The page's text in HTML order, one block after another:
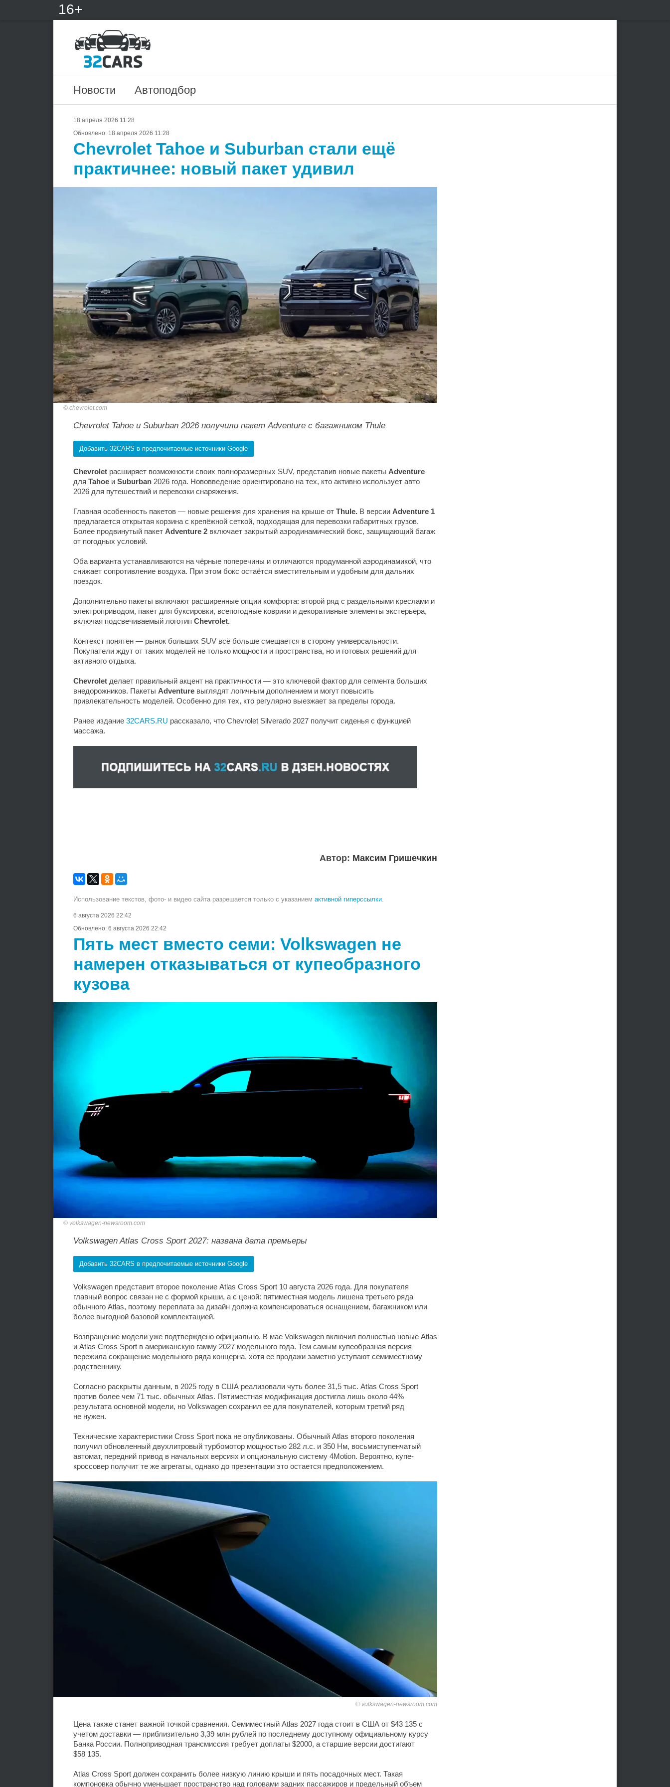
16+
Новости Автоподбор
18 апреля 2026 11:28
Обновлено: 18 апреля 2026 11:28
Chevrolet Tahoe и Suburban стали ещё
практичнее: новый пакет удивил
chevrolet.com
Chevrolet Tahoe и Suburban 2026 получили пакет Adventure с багажником Thule
Добавить 32CARS в предпочитаемые источники Google
Chevrolet расширяет возможности своих полноразмерных SUV, представив новые пакеты Adventure
для Tahoe и Suburban 2026 года. Нововведение ориентировано на тех, кто активно использует авто
2026 для путешествий и перевозки снаряжения.
Главная особенность пакетов — новые решения для хранения на крыше от Thule. В версии Adventure 1
предлагается открытая корзина с крепёжной сеткой, подходящая для перевозки габаритных грузов.
Более продвинутый пакет Adventure 2 включает закрытый аэродинамический бокс, защищающий багаж
от погодных условий.
Оба варианта устанавливаются на чёрные поперечины и отличаются продуманной аэродинамикой, что
снижает сопротивление воздуха. При этом бокс остаётся вместительным и удобным для дальних
поездок.
Дополнительно пакеты включают расширенные опции комфорта: второй ряд с раздельными креслами и
электроприводом, пакет для буксировки, всепогодные коврики и декоративные элементы экстерьера,
включая подсвечиваемый логотип Chevrolet.
Контекст понятен — рынок больших SUV всё больше смещается в сторону универсальности.
Покупатели ждут от таких моделей не только мощности и пространства, но и готовых решений для
активного отдыха.
Chevrolet делает правильный акцент на практичности — это ключевой фактор для сегмента больших
внедорожников. Пакеты Adventure выглядят логичным дополнением и могут повысить
привлекательность моделей. Особенно для тех, кто регулярно выезжает за пределы города.
Ранее издание 32CARS.RU рассказало, что Chevrolet Silverado 2027 получит сиденья с функцией
массажа.
Автор: Максим Гришечкин
Использование текстов, фото- и видео сайта разрешается только с указанием активной гиперссылки.
6 августа 2026 22:42
Обновлено: 6 августа 2026 22:42
Пять мест вместо семи: Volkswagen не
намерен отказываться от купеобразного
кузова
volkswagen-newsroom.com
Volkswagen Atlas Cross Sport 2027: названа дата премьеры
Добавить 32CARS в предпочитаемые источники Google
Volkswagen представит второе поколение Atlas Cross Sport 10 августа 2026 года. Для покупателя
главный вопрос связан не с формой крыши, а с ценой: пятиместная модель лишена третьего ряда
обычного Atlas, поэтому переплата за дизайн должна компенсироваться оснащением, багажником или
более выгодной базовой комплектацией.
Возвращение модели уже подтверждено официально. В мае Volkswagen включил полностью новые Atlas
и Atlas Cross Sport в американскую гамму 2027 модельного года. Тем самым купеобразная версия
пережила сокращение модельного ряда концерна, хотя ее продажи заметно уступают семиместному
родственнику.
Согласно раскрыты данным, в 2025 году в США реализовали чуть более 31,5 тыс. Atlas Cross Sport
против более чем 71 тыс. обычных Atlas. Пятиместная модификация достигла лишь около 44%
результата основной модели, но Volkswagen сохранил ее для покупателей, которым третий ряд
не нужен.
Технические характеристики Cross Sport пока не опубликованы. Обычный Atlas второго поколения
получил обновленный двухлитровый турбомотор мощностью 282 л.с. и 350 Нм, восьмиступенчатый
автомат, передний привод в начальных версиях и опциональную систему 4Motion. Вероятно, купе-
кроссовер получит те же агрегаты, однако до презентации это остается предположением.
volkswagen-newsroom.com
Цена также станет важной точкой сравнения. Семиместный Atlas 2027 года стоит в США от $43 135 с
учетом доставки — приблизительно 3,39 млн рублей по последнему доступному официальному курсу
Банка России. Полноприводная трансмиссия требует доплаты $2000, а старшие версии достигают
$58 135.
Atlas Cross Sport должен сохранить более низкую линию крыши и пять посадочных мест. Такая
компоновка обычно уменьшает пространство над головами задних пассажиров и предельный объем